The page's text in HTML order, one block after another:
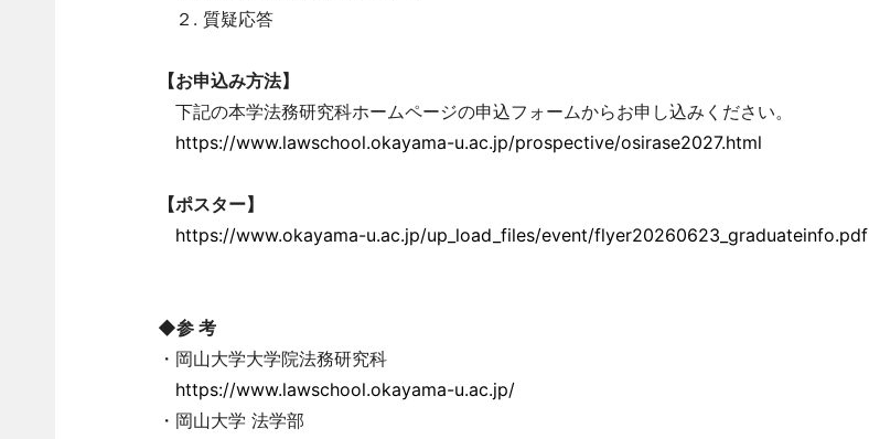
２. 質疑応答
【お申込み方法】
下記の本学法務研究科ホームページの申込フォームからお申し込みください。
https://www.lawschool.okayama-u.ac.jp/prospective/osirase2027.html
【ポスター】
https://www.okayama-u.ac.jp/up_load_files/event/flyer20260623_graduateinfo.pdf
◆参 考
・岡山大学大学院法務研究科
https://www.lawschool.okayama-u.ac.jp/
・岡山大学 法学部